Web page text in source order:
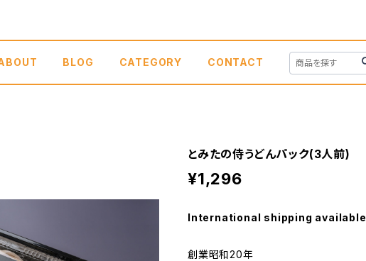
BLOG CATEGORY CONTACT
とみたの侍うどんパック(3人前)
¥1,296
International shipping available
創業昭和20年